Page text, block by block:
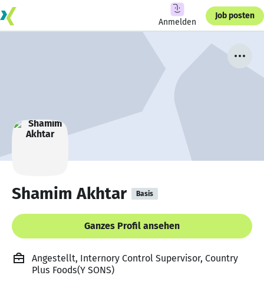
Anmelden
Job posten
Shamim Akhtar Basis
Ganzes Profil ansehen
Angestellt, Internory Control Supervisor, Country
Plus Foods(Y SONS)